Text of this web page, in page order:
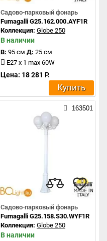
Садово-парковый фонарь
Fumagalli G25.162.000.AYF1R
Коллекция: Globe 250
В наличии
В: 95 см Д: 25 см
E27 x 1 max 60W
Цена: 18 281 Р.
Купить
163501
Садово-парковый фонарь
Fumagalli G25.158.S30.WYF1R
Коллекция: Globe 250
В наличии